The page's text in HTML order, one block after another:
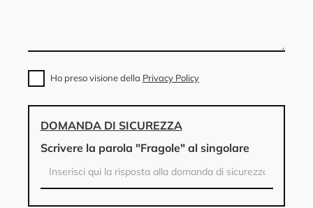
Ho preso visione della Privacy Policy
DOMANDA DI SICUREZZA
Scrivere la parola "Fragole" al singolare